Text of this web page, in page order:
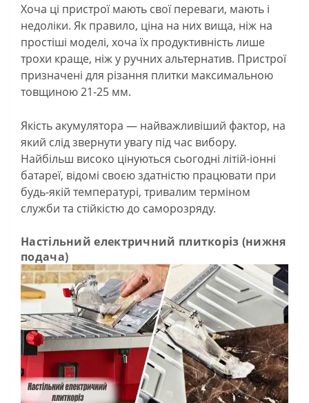
Хоча ці пристрої мають свої переваги, мають і
недоліки. Як правило, ціна на них вища, ніж на
простіші моделі, хоча їх продуктивність лише
трохи краще, ніж у ручних альтернатив. Пристрої
призначені для різання плитки максимальною
товщиною 21-25 мм.
Якість акумулятора — найважливіший фактор, на
який слід звернути увагу під час вибору.
Найбільш високо цінуються сьогодні літій-іонні
батареї, відомі своєю здатністю працювати при
будь-якій температурі, тривалим терміном
служби та стійкістю до саморозряду.
Настільний електричний плиткоріз (нижня
подача)